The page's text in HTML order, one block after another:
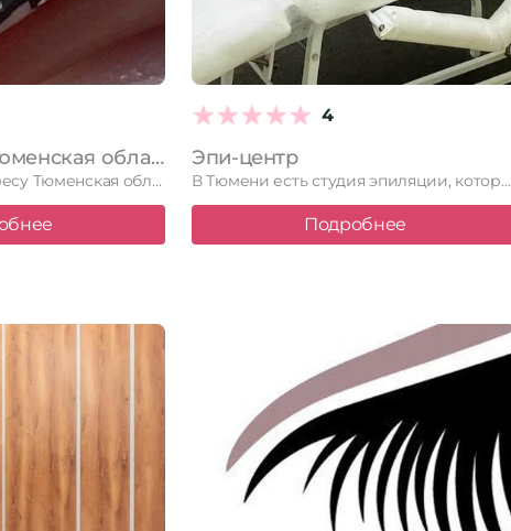
Mai в Тюмени Тюменская область, Тюмень, Муравленко, 3 к1
Mai в Тюмени по адресу Тюменская область, Тюмень, Муравленко, 3 …
4
Эпи-центр
В Тюмени есть студия эпиляции, которая уже давно завоевала признание …
Подробнее